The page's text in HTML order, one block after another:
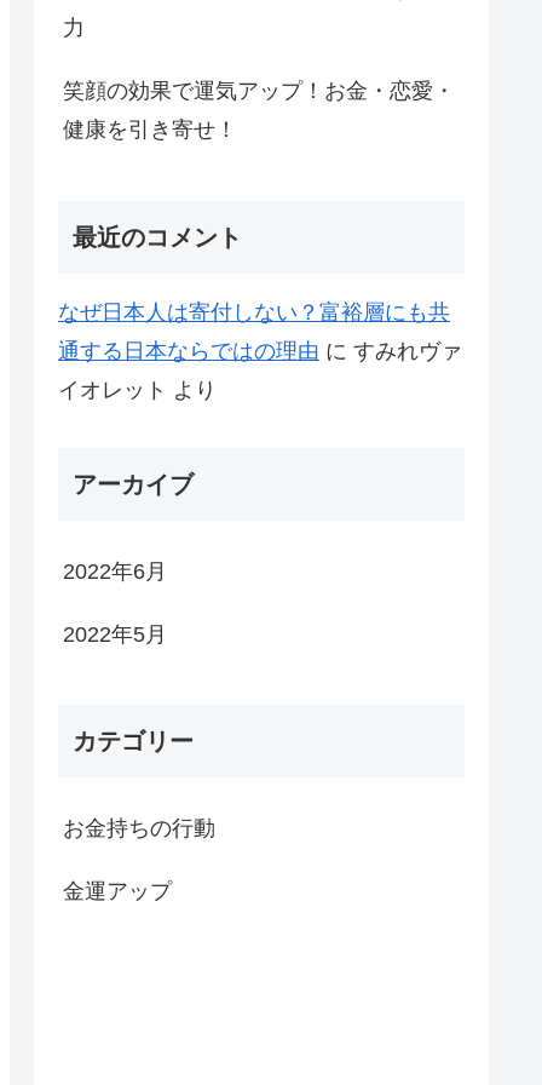
力
笑顔の効果で運気アップ！お金・恋愛・
健康を引き寄せ！
最近のコメント
なぜ日本人は寄付しない？富裕層にも共
通する日本ならではの理由 に すみれヴァ
イオレット より
アーカイブ
2022年6月
2022年5月
カテゴリー
お金持ちの行動
金運アップ